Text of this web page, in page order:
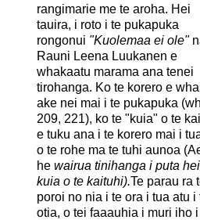
rangimarie me te aroha. Hei
tauira, i roto i te pukapuka
rongonui "Kuolemaa ei ole"
Rauni Leena Luukanen e
whakaatu marama ana tenei
tirohanga. Ko te korero e
ake nei mai i te pukapuka
209, 221), ko te "kuia" o te
e tuku ana i te korero mai i
o te rohe ma te tuhi aunoa
he wairua tinihanga i puta hei
kuia o te kaituhi).Te parau ra
poroi no nia i te ora i tua atu i
otia, o tei faaauhia i muri iho